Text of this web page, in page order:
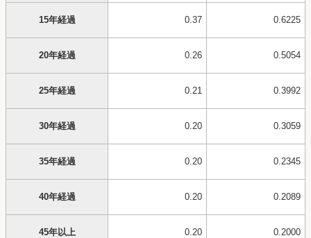
15年経過 0.37 0.6225
20年経過 0.26 0.5054
25年経過 0.21 0.3992
30年経過 0.20 0.3059
35年経過 0.20 0.2345
40年経過 0.20 0.2089
45年以上 0.20 0.2000